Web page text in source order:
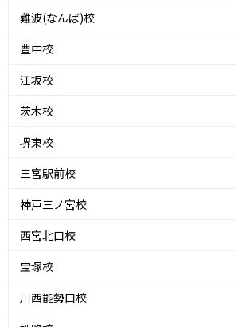
難波(なんば)校
豊中校
江坂校
茨木校
堺東校
三宮駅前校
神戸三ノ宮校
西宮北口校
宝塚校
川西能勢口校